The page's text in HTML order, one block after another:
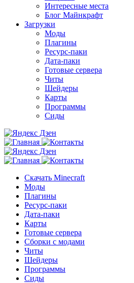
Интересные места
Блог Майнкрафт
Загрузки
Моды
Плагины
Ресурс-паки
Дата-паки
Готовые сервера
Читы
Шейдеры
Карты
Программы
Сиды
Скачать Minecraft
Моды
Плагины
Ресурс-паки
Дата-паки
Карты
Готовые сервера
Сборки с модами
Читы
Шейдеры
Программы
Сиды